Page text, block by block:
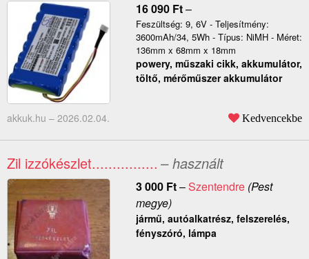
16 090 Ft–
Feszültség: 9, 6V - Teljesítmény:
3600mAh/34, 5Wh - Típus: NiMH - Méret:
136mm x 68mm x 18mm
powery, műszaki cikk, akkumulátor,
töltő, mérőműszer akkumulátor
akkuk.hu – 2026.02.04. Kedvencekbe
Zil izzókészlet................ – használt
3 000 Ft–Szentendre(Pest
megye)
jármű, autóalkatrész, felszerelés,
fényszóró, lámpa